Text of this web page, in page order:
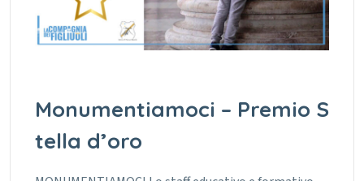
Monumentiamoci – Premio S
tella d’oro